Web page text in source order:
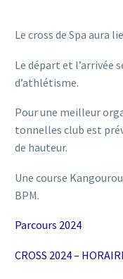
Le cross de Spa aura
Le départ et l’arrivée
d’athlétisme.
Pour une meilleur
tonnelles club est
de hauteur.
Une course
BPM.
Parcours 2024
CROSS 2024 –